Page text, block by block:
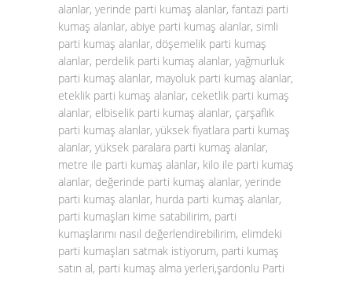
alanlar, yerinde parti kumaş alanlar, fantazi parti
kumaş alanlar, abiye parti kumaş alanlar, simli
parti kumaş alanlar, döşemelik parti kumaş
alanlar, perdelik parti kumaş alanlar, yağmurluk
parti kumaş alanlar, mayoluk parti kumaş alanlar,
eteklik parti kumaş alanlar, ceketlik parti kumaş
alanlar, elbiselik parti kumaş alanlar, çarşaflık
parti kumaş alanlar, yüksek fiyatlara parti kumaş
alanlar, yüksek paralara parti kumaş alanlar,
metre ile parti kumaş alanlar, kilo ile parti kumaş
alanlar, değerinde parti kumaş alanlar, yerinde
parti kumaş alanlar, hurda parti kumaş alanlar,
parti kumaşları kime satabilirim, parti
kumaşlarımı nasıl değerlendirebilirim, elimdeki
parti kumaşları satmak istiyorum, parti kumaş
satın al, parti kumaş alma yerleri,şardonlu Parti